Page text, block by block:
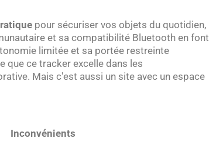
pour sécuriser vos objets du quotidien,
et sa compatibilité Bluetooth en font
limitée et sa portée restreinte
que ce tracker excelle dans les
Mais c'est aussi un site avec un espace
Inconvénients